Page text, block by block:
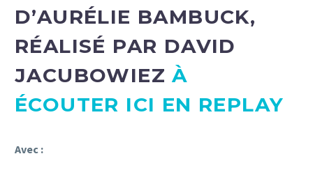
D’AURÉLIE BAMBUCK,
RÉALISÉ PAR DAVID
JACUBOWIEZÀ
ÉCOUTER ICI EN REPLAY
Avec :